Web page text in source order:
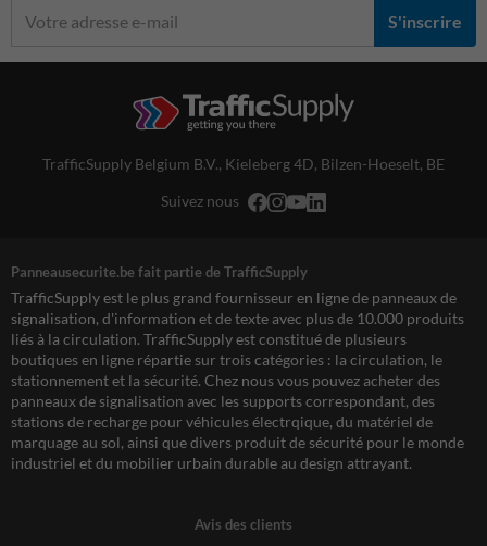
S'inscrire
TrafficSupply Belgium B.V., Kieleberg 4D, Bilzen-Hoeselt, BE
Suivez nous
Panneausecurite.be fait partie de TrafficSupply
TrafficSupply est le plus grand fournisseur en ligne de panneaux de
signalisation, d'information et de texte avec plus de 10.000 produits
liés à la circulation. TrafficSupply est constitué de plusieurs
boutiques en ligne répartie sur trois catégories : la circulation, le
stationnement et la sécurité. Chez nous vous pouvez acheter des
panneaux de signalisation avec les supports correspondant, des
stations de recharge pour véhicules électrqique, du matériel de
marquage au sol, ainsi que divers produit de sécurité pour le monde
industriel et du mobilier urbain durable au design attrayant.
Avis des clients